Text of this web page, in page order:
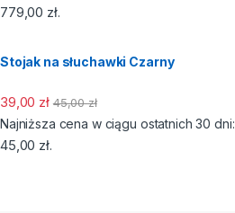
779,00 zł.
Stojak na słuchawki Czarny
39,00 zł 45,00zł
Najniższa cena w ciągu ostatnich 30 dni:
45,00 zł.